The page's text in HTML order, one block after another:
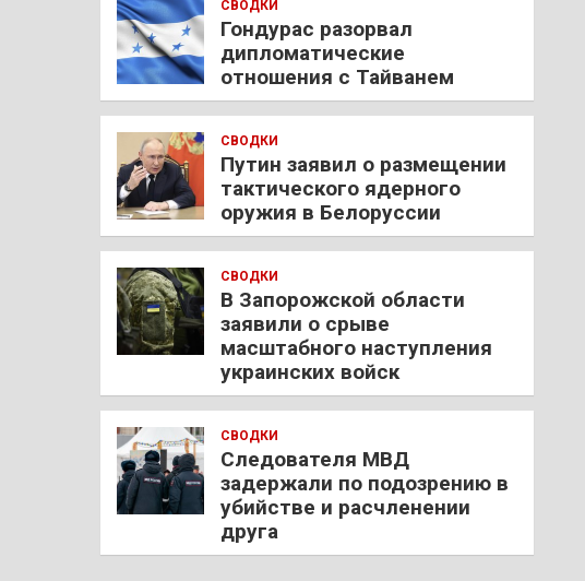
СВОДКИ
Гондурас разорвал
дипломатические
отношения с Тайванем
СВОДКИ
Путин заявил о размещении
тактического ядерного
оружия в Белоруссии
СВОДКИ
В Запорожской области
заявили о срыве
масштабного наступления
украинских войск
СВОДКИ
Следователя МВД
задержали по подозрению в
убийстве и расчленении
друга